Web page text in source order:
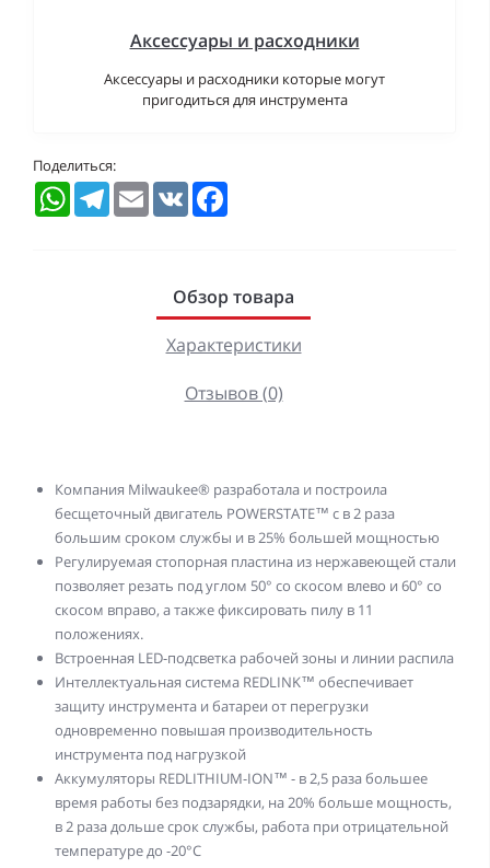
Аксессуары и расходники
Аксессуары и расходники которые могут
пригодиться для инструмента
Поделиться:
WhatsAppTelegramEmail VK
Обзор товара
Характеристики
Отзывов (0)
Компания Milwaukee® разработала и построила
бесщеточный двигатель POWERSTATE™ с в 2 раза
большим сроком службы и в 25% большей мощностью
Регулируемая стопорная пластина из нержавеющей стали
позволяет резать под углом 50° со скосом влево и 60° со
скосом вправо, а также фиксировать пилу в 11
положениях.
Встроенная LED-подсветка рабочей зоны и линии распила
Интеллектуальная система REDLINK™ обеспечивает
защиту инструмента и батареи от перегрузки
одновременно повышая производительность
инструмента под нагрузкой
Аккумуляторы REDLITHIUM-ION™ - в 2,5 раза большее
время работы без подзарядки, на 20% больше мощность,
в 2 раза дольше срок службы, работа при отрицательной
температуре до -20°С